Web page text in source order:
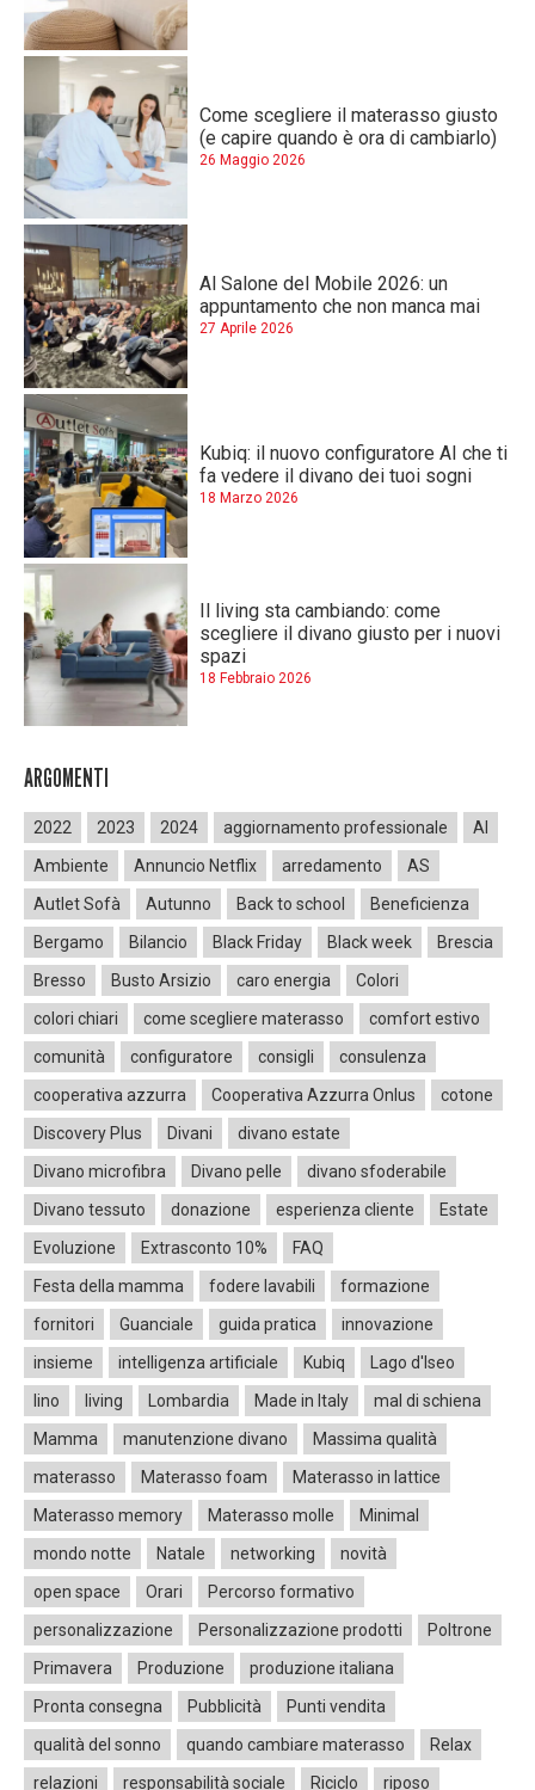
Come scegliere il materasso giusto
(e capire quando è ora di cambiarlo)
26 Maggio 2026
Al Salone del Mobile 2026: un
appuntamento che non manca mai
27 Aprile 2026
Kubiq: il nuovo configuratore AI che ti
fa vedere il divano dei tuoi sogni
18 Marzo 2026
Il living sta cambiando: come
scegliere il divano giusto per i nuovi
spazi
18 Febbraio 2026
ARGOMENTI
2022 2023 2024 aggiornamento professionale
AI
Ambiente
Annuncio Netflix arredamento
AS
Autlet Sofà
Autunno Back to school
Beneficienza
Bergamo
Bilancio Black Friday Black week
Brescia
Bresso
Busto Arsizio caro energia
Colori
colori chiari
come scegliere materasso
comfort estivo
comunità
configuratore consigli
consulenza
cooperativa azzurra
Cooperativa Azzurra Onlus
cotone
Discovery Plus
Divani
divano estate
Divano microfibra
Divano pelle
divano sfoderabile
Divano tessuto
donazione esperienza cliente
Estate
Evoluzione
Extrasconto 10%
FAQ
Festa della mamma
fodere lavabili
formazione
fornitori
Guanciale guida pratica
innovazione
insieme
intelligenza artificiale Kubiq
Lago d'Iseo
lino
living Lombardia Made in Italy
mal di schiena
Mamma
manutenzione divano
Massima qualità
materasso
Materasso foam
Materasso in lattice
Materasso memory
Materasso molle
Minimal
mondo notte
Natale networking
novità
open space
Orari
Percorso formativo
personalizzazione
Personalizzazione prodotti
Poltrone
Primavera
Produzione
produzione italiana
Pronta consegna
Pubblicità
Punti vendita
qualità del sonno
quando cambiare materasso
Relax
relazioni
responsabilità sociale Riciclo riposo